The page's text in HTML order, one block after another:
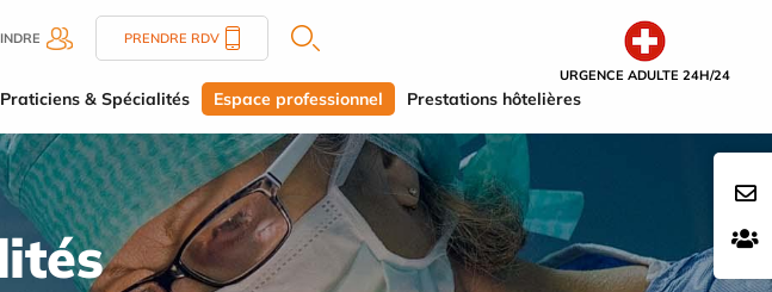
URGENCE ADULTE 24H/24
PRENDRE RDV
Praticiens & Spécialités Espace professionnel Prestations hôtelières